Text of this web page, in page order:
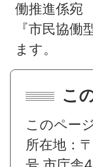
働推進係宛
『市民協
ます。
こ
このペー
所在地：